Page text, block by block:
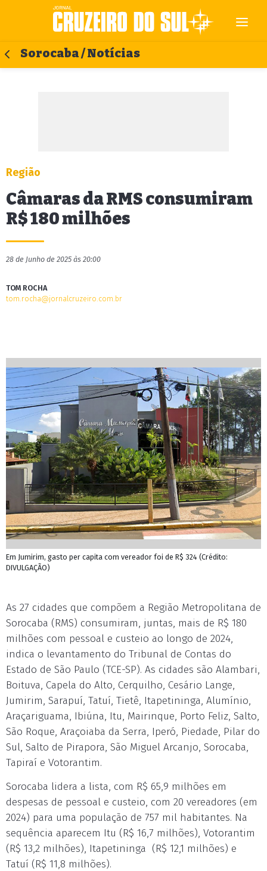
Sorocaba / Notícias
Região
Câmaras da RMS consumiram
R$ 180 milhões
28 de Junho de 2025 às 20:00
TOM ROCHA
tom.rocha@jornalcruzeiro.com.br
Em Jumirim, gasto per capita com vereador foi de R$ 324 (Crédito:
DIVULGAÇÃO)
As 27 cidades que compõem a Região Metropolitana de
Sorocaba (RMS) consumiram, juntas, mais de R$ 180
milhões com pessoal e custeio ao longo de 2024,
indica o levantamento do Tribunal de Contas do
Estado de São Paulo (TCE-SP). As cidades são Alambari,
Boituva, Capela do Alto, Cerquilho, Cesário Lange,
Jumirim, Sarapuí, Tatuí, Tietê, Itapetininga, Alumínio,
Araçariguama, Ibiúna, Itu, Mairinque, Porto Feliz, Salto,
São Roque, Araçoiaba da Serra, Iperó, Piedade, Pilar do
Sul, Salto de Pirapora, São Miguel Arcanjo, Sorocaba,
Tapiraí e Votorantim.
Sorocaba lidera a lista, com R$ 65,9 milhões em
despesas de pessoal e custeio, com 20 vereadores (em
2024) para uma população de 757 mil habitantes. Na
sequência aparecem Itu (R$ 16,7 milhões), Votorantim
(R$ 13,2 milhões), Itapetininga (R$ 12,1 milhões) e
Tatuí (R$ 11,8 milhões).